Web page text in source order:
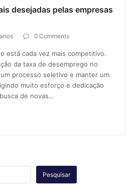
desejadas pelas empresas
0 Comments
está cada vez mais competitivo.
da taxa de desemprego no
processo seletivo e manter um
muito esforço e dedicação
de novas…
Pesquisar